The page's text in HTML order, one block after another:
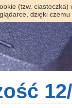
(tzw.
dzięki